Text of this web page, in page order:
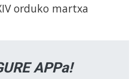
orduko martxa
APPa!